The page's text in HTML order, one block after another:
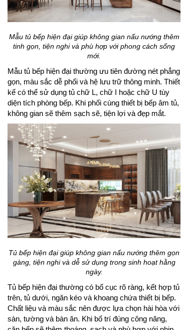
Mẫu tủ bếp hiện đại giúp không gian nấu nướng thêm
tinh gọn, tiện nghi và phù hợp với phong cách sống
mới.
Mẫu tủ bếp hiện đại thường ưu tiên đường nét phẳng
gọn, màu sắc dễ phối và hệ lưu trữ thông minh. Thiết
kế có thể sử dụng tủ chữ L, chữ I hoặc chữ U tùy
diện tích phòng bếp. Khi phối cùng thiết bị bếp âm tủ,
không gian sẽ thêm sạch sẽ, tiện lợi và đẹp mắt.
Tủ bếp hiện đại giúp không gian nấu nướng thêm gọn
gàng, tiện nghi và dễ sử dụng trong sinh hoạt hằng
ngày.
Tủ bếp hiện đại thường có bố cục rõ ràng, kết hợp tủ
trên, tủ dưới, ngăn kéo và khoang chứa thiết bị bếp.
Chất liệu và màu sắc nên được lựa chọn hài hòa với
sàn, tường và bàn ăn. Khi bố trí đúng công năng,